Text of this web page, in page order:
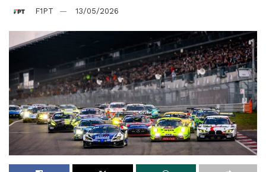
F1PT 13/05/2026